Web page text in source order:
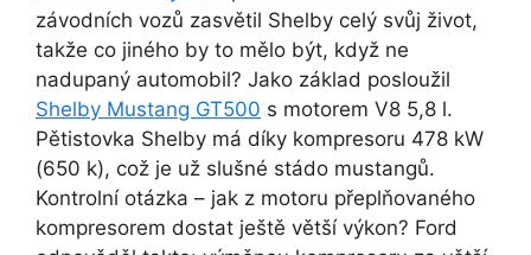
závodních vozů zasvětil Shelby celý svůj život,
takže co jiného by to mělo být, když ne
nadupaný automobil? Jako základ posloužil
Shelby Mustang GT500 s motorem V8 5,8 l.
Pětistovka Shelby má díky kompresoru 478 kW
(650 k), což je už slušné stádo mustangů.
Kontrolní otázka – jak z motoru přeplňovaného
kompresorem dostat ještě větší výkon? Ford